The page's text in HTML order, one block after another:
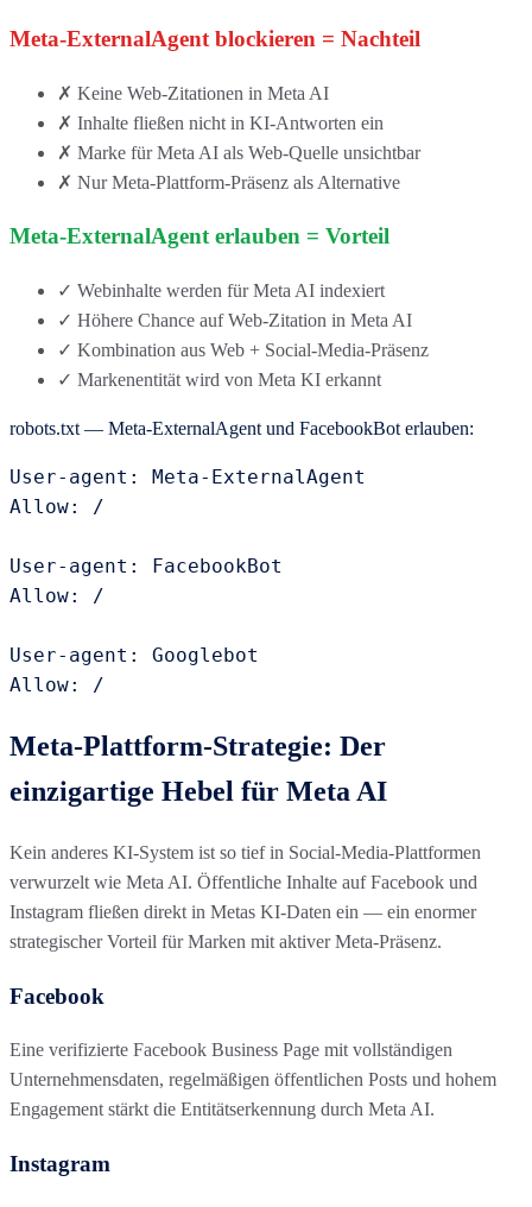
Meta-ExternalAgent blockieren = Nachteil
✗ Keine Web-Zitationen in Meta AI
✗ Inhalte fließen nicht in KI-Antworten ein
✗ Marke für Meta AI als Web-Quelle unsichtbar
✗ Nur Meta-Plattform-Präsenz als Alternative
Meta-ExternalAgent erlauben = Vorteil
✓ Webinhalte werden für Meta AI indexiert
✓ Höhere Chance auf Web-Zitation in Meta AI
✓ Kombination aus Web + Social-Media-Präsenz
✓ Markenentität wird von Meta KI erkannt
robots.txt — Meta-ExternalAgent und FacebookBot erlauben:
User-agent: Meta-ExternalAgent
Allow: /
User-agent: FacebookBot
Allow: /
User-agent: Googlebot
Allow: /
Meta-Plattform-Strategie: Der
einzigartige Hebel für Meta AI
Kein anderes KI-System ist so tief in Social-Media-Plattformen
verwurzelt wie Meta AI. Öffentliche Inhalte auf Facebook und
Instagram fließen direkt in Metas KI-Daten ein — ein enormer
strategischer Vorteil für Marken mit aktiver Meta-Präsenz.
Facebook
Eine verifizierte Facebook Business Page mit vollständigen
Unternehmensdaten, regelmäßigen öffentlichen Posts und hohem
Engagement stärkt die Entitätserkennung durch Meta AI.
Instagram